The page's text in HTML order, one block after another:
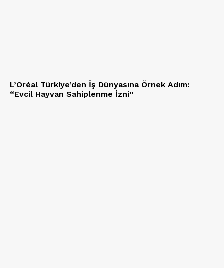
L’Oréal Türkiye’den İş Dünyasına Örnek Adım:
“Evcil Hayvan Sahiplenme İzni”